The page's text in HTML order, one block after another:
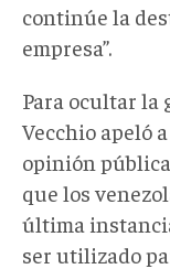
continúe la
empresa”.
Para ocultar la
Vecchio apeló
opinión
que los
última
ser utilizado